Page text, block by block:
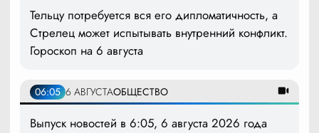
Тельцу потребуется вся его дипломатичность, а
Стрелец может испытывать внутренний конфликт.
Гороскоп на 6 августа
06:05 6 АВГУСТАОБЩЕСТВО
Выпуск новостей в 6:05, 6 августа 2026 года